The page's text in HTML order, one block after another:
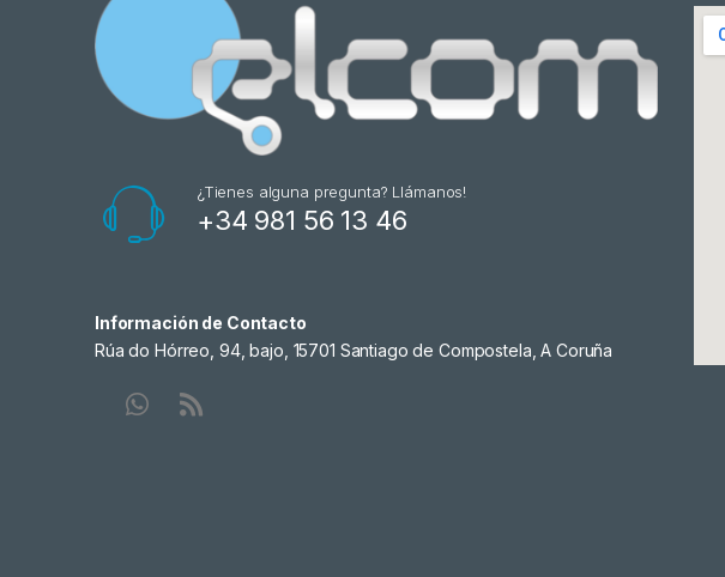
¿Tienes alguna pregunta? Llámanos!
+34 981 56 13 46
Información de Contacto
Rúa do Hórreo, 94, bajo, 15701 Santiago de Compostela, A Coruña